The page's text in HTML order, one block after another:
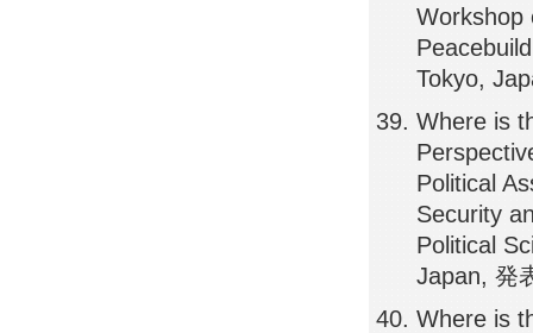
Workshop
Tokyo,
Where is
Political
Security
Political
Japan, 発
Where is